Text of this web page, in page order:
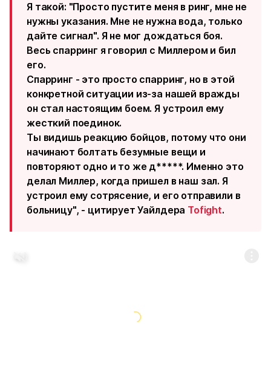
Я такой: "Просто пустите меня в ринг, мне не
нужны указания. Мне не нужна вода, только
дайте сигнал". Я не мог дождаться боя.
Весь спарринг я говорил c Миллером и бил
его.
Спарринг - это просто спарринг, но в этой
конкретной ситуации из-за нашей вражды
он стал настоящим боем. Я устроил ему
жесткий поединок.
Ты видишь реакцию бойцов, потому что они
начинают болтать безумные вещи и
повторяют одно и то же д*****. Именно это
делал Миллер, когда пришел в наш зал. Я
устроил ему сотрясение, и его отправили в
больницу", - цитирует Уайлдера Tofight.